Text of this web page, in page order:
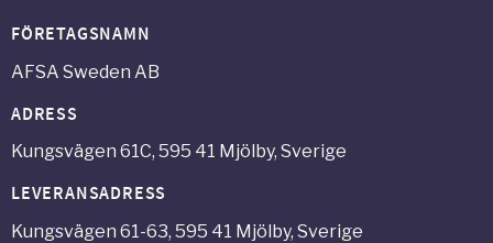
FÖRETAGSNAMN
AFSA Sweden AB
ADRESS
Kungsvägen 61C, 595 41 Mjölby, Sverige
LEVERANSADRESS
Kungsvägen 61-63, 595 41 Mjölby, Sverige